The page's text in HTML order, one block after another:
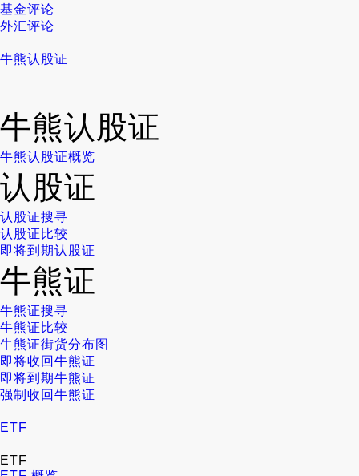
基金评论
外汇评论
牛熊认股证
牛熊认股证
牛熊认股证概览
认股证
认股证搜寻
认股证比较
即将到期认股证
牛熊证
牛熊证搜寻
牛熊证比较
牛熊证街货分布图
即将收回牛熊证
即将到期牛熊证
强制收回牛熊证
ETF
ETF